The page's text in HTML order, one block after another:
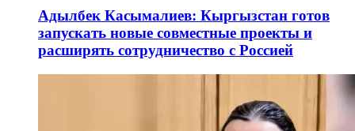
Адылбек Касымалиев: Кыргызстан готов
запускать новые совместные проекты и
расширять сотрудничество с Россией